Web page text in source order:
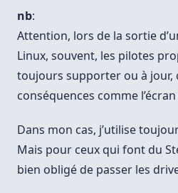
nb:
Attention, lors de la sortie
Linux, souvent, les pilotes
toujours supporter ou à jour,
conséquences comme
Dans mon cas, j’utilise
Mais pour ceux qui font du
bien obligé de passer les